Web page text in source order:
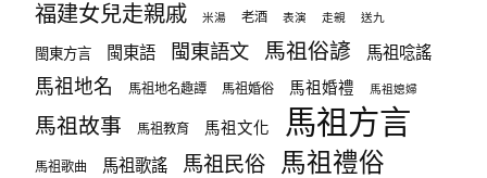
福建女兒走親戚 米湯 老酒 表演 走親 送九
閩東方言 閩東語 閩東語文 馬祖俗諺 馬祖唸謠
馬祖地名 馬祖地名趣譚 馬祖婚俗 馬祖婚禮 馬祖媳婦
馬祖故事 馬祖教育 馬祖文化 馬祖方言
馬祖歌曲 馬祖歌謠 馬祖民俗 馬祖禮俗